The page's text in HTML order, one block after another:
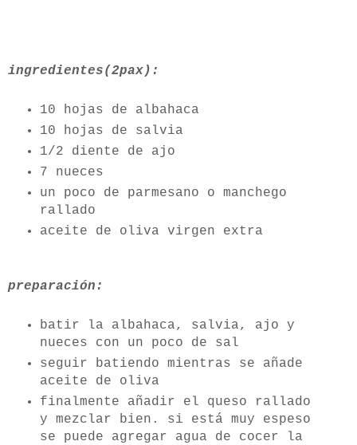
ingredientes(2pax):
10 hojas de albahaca
10 hojas de salvia
1/2 diente de ajo
7 nueces
un poco de parmesano o manchego
rallado
aceite de oliva virgen extra
preparación:
batir la albahaca, salvia, ajo y
nueces con un poco de sal
seguir batiendo mientras se añade
aceite de oliva
finalmente añadir el queso rallado
y mezclar bien. si está muy espeso
se puede agregar agua de cocer la